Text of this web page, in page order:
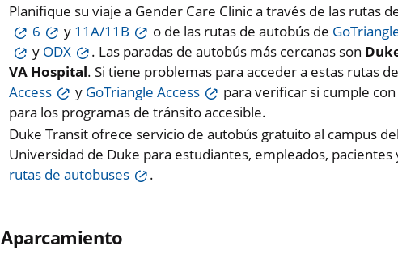
Planifique su viaje a Gender Care Clinic a través de las rutas
6
y 11A/11B o de las rutas de autobús de
y ODX . Las paradas de autobús más cercanas son
VA Hospital. Si tiene problemas para acceder a estas rutas
Access
y GoTriangle Access
para verificar si cumple
para los programas de tránsito accesible.
Duke Transit ofrece servicio de autobús gratuito al campus
Universidad de Duke para estudiantes, empleados, pacientes
rutas de autobuses
.
Aparcamiento